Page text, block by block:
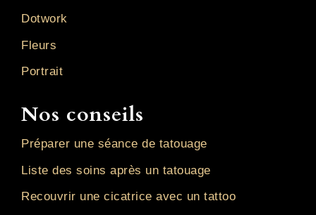
Dotwork
Fleurs
Portrait
Nos conseils
Préparer une séance de tatouage
Liste des soins après un tatouage
Recouvrir une cicatrice avec un tattoo